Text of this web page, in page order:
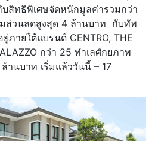
สิทธิพิเศษจัดหนักมูลค่ารวมกว่า
ส่วนลดสูงสุด 4 ล้านบาท กับทัพ
ภายใต้แบรนด์ CENTRO, THE
กว่า 25 ทำเลศักยภาพ
านบาท เริ่มแล้ววันนี้ – 17